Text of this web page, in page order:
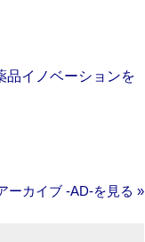
品イノベーションを
ーカイブ ‐AD‐を見る »